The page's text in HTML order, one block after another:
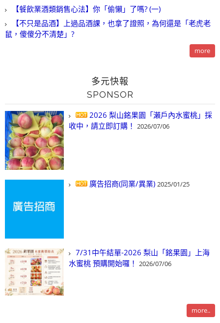
【餐飲業酒類銷售心法】你「偷懶」了嗎? (一)
【不只是品酒】上過品酒課，也拿了證照，為何還是「老虎老
鼠，傻傻分不清楚」?
more
多元快報
SPONSOR
2026 梨山銘果園「瀨戶內水蜜桃」採
收中，請立即訂購！ 2026/07/06
廣告招商(同業/異業) 2025/01/25
7/31中午結單-2026 梨山「銘果園」上海
水蜜桃 預購開始囉！ 2026/07/06
more..